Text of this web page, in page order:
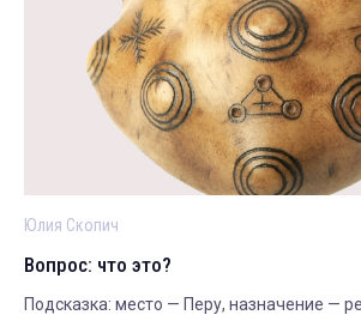
Юлия Скопич
Вопрос: что это?
Подсказка: место — Перу, назначение —